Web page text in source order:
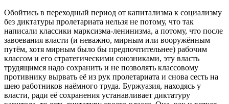
Обойтись в переходный период от капитализма к социализму
без диктатуры пролетариата нельзя не потому, что так
написали классики марксизма-ленинизма, а потому, что после
завоевания власти (и неважно, мирным или вооружённым
путём, хотя мирным было бы предпочтительнее) рабочим
классом и его стратегическими союзниками, эту власть
трудящимся надо сохранить и не позволять классовому
противнику вырвать её из рук пролетариата и снова сесть на
шею работников наёмного труда. Буржуазия, находясь у
власти, ради её сохранения устанавливает диктатуру